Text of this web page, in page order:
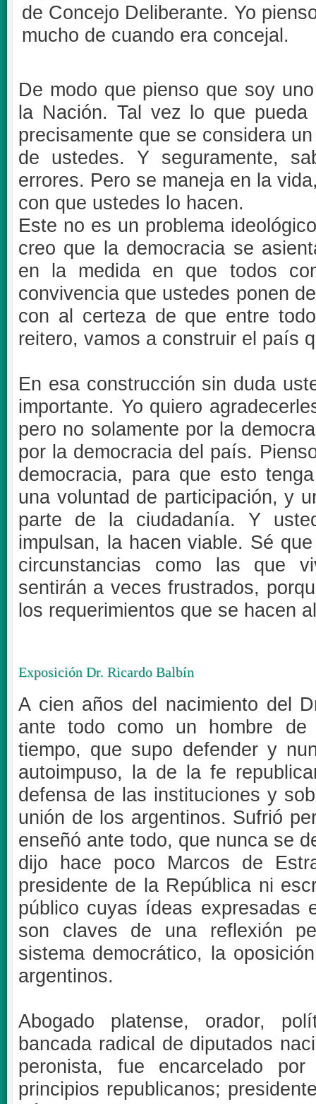
de Concejo Deliberante. Yo
mucho de cuando era concejal.
De modo que pienso que soy
la Nación. Tal vez lo que
precisamente que se considera
de ustedes. Y seguramente,
errores. Pero se maneja en la
con que ustedes lo hacen.
Este no es un problema
creo que la democracia se
en la medida en que todos
convivencia que ustedes ponen
con al certeza de que entre
reitero, vamos a construir el país
En esa construcción sin duda
importante. Yo quiero
pero no solamente por la
por la democracia del país.
democracia, para que esto
una voluntad de participación, y
parte de la ciudadanía. Y
impulsan, la hacen viable. Sé
circunstancias como las que
sentirán a veces frustrados,
los requerimientos que se hacen
Exposición Dr. Ricardo Balbín
A cien años del nacimiento del
ante todo como un hombre
tiempo, que supo defender y
autoimpuso, la de la fe
defensa de las instituciones y
unión de los argentinos. Sufrió
enseñó ante todo, que nunca se
dijo hace poco Marcos de
presidente de la República ni
público cuyas ídeas expresadas
son claves de una reflexión
sistema democrático, la
argentinos.
Abogado platense, orador,
bancada radical de diputados
peronista, fue encarcelado
principios republicanos;